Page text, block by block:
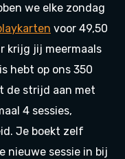
we elke zondag
voor 49,50
krijg jij meermaals
hebt op ons 350
de strijd aan met
4 sessies,
Je boekt zelf
nieuwe sessie in bij